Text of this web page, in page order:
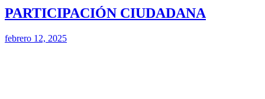
PARTICIPACIÓN CIUDADANA
febrero 12, 2025